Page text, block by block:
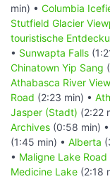
min) • Columbia
Stutfield Glacier
touristische
• Sunwapta Falls
Chinatown Yip Sang
Athabasca River
Road (2:23 min) •
Jasper (Stadt) (2:22
Archives (0:58 min) •
(1:45 min) • Alberta
• Maligne Lake Road
Medicine Lake (2:18